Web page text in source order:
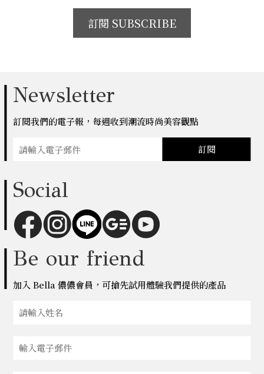
訂閱 SUBSCRIBE
Newsletter
訂閱我們的電子報，每週收到潮流時尚美容觀點
訂閱
Social
Be our friend
加入 Bella 儂儂會員，可搶先試用體驗我們提供的產品